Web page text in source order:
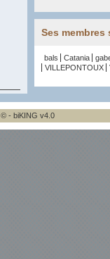
Ses membres
bals Catania
VILLEPONTOUX
- biKING v4.0